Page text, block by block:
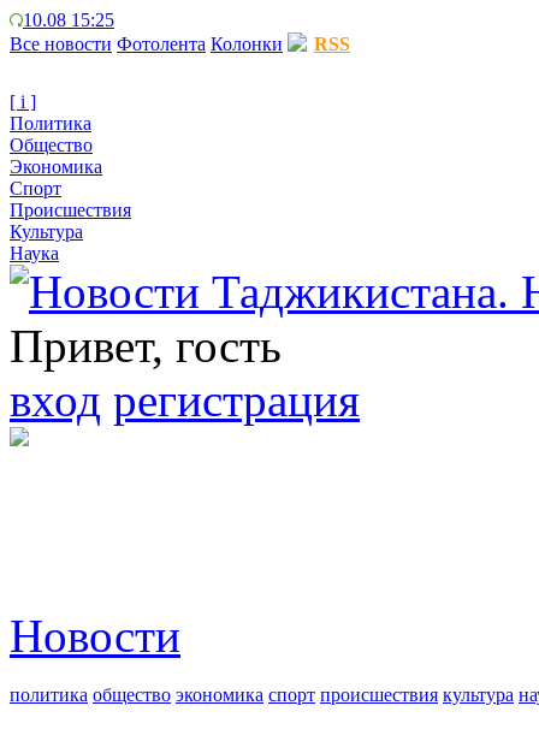
10.08 15:25
Все новости Фотолента Колонки RSS
[ i ]
Политика
Общество
Экономика
Спорт
Происшествия
Культура
Наука
Привет, гость
вход регистрация
Новости
политика общество экономика спорт происшествия культура